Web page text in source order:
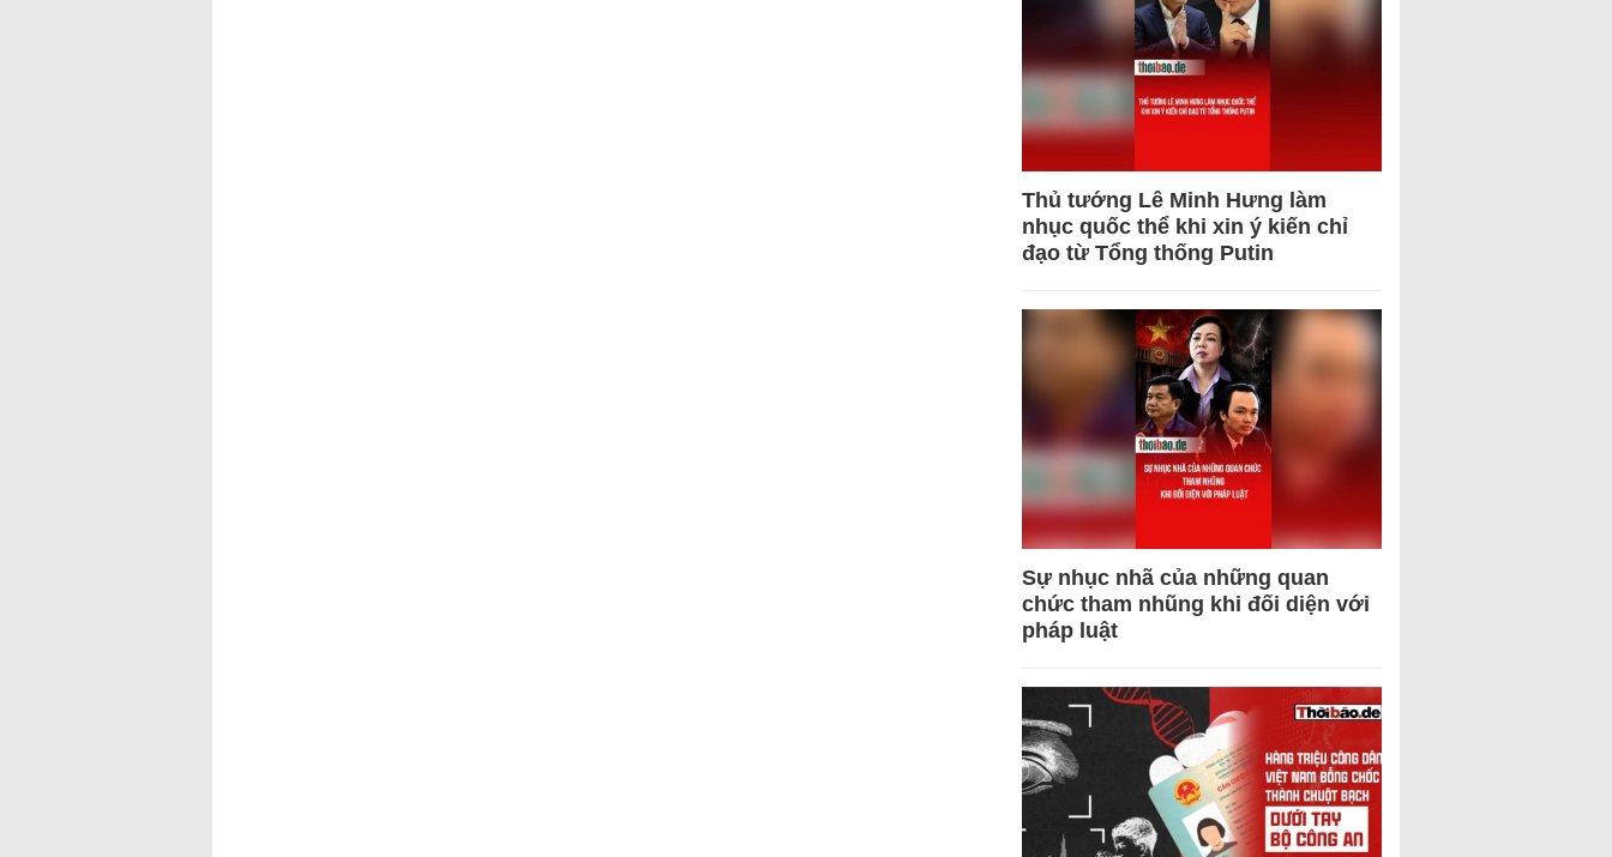
Thủ tướng Lê Minh Hưng làm
nhục quốc thể khi xin ý kiến chỉ
đạo từ Tổng thống Putin
Sự nhục nhã của những quan
chức tham nhũng khi đối diện với
pháp luật